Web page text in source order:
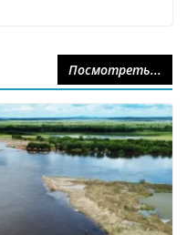
Посмотреть...